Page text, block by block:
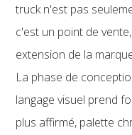
truck n'est pas
c'est un point de
extension de la
La phase de
langage visuel prend
plus affirmé, palette